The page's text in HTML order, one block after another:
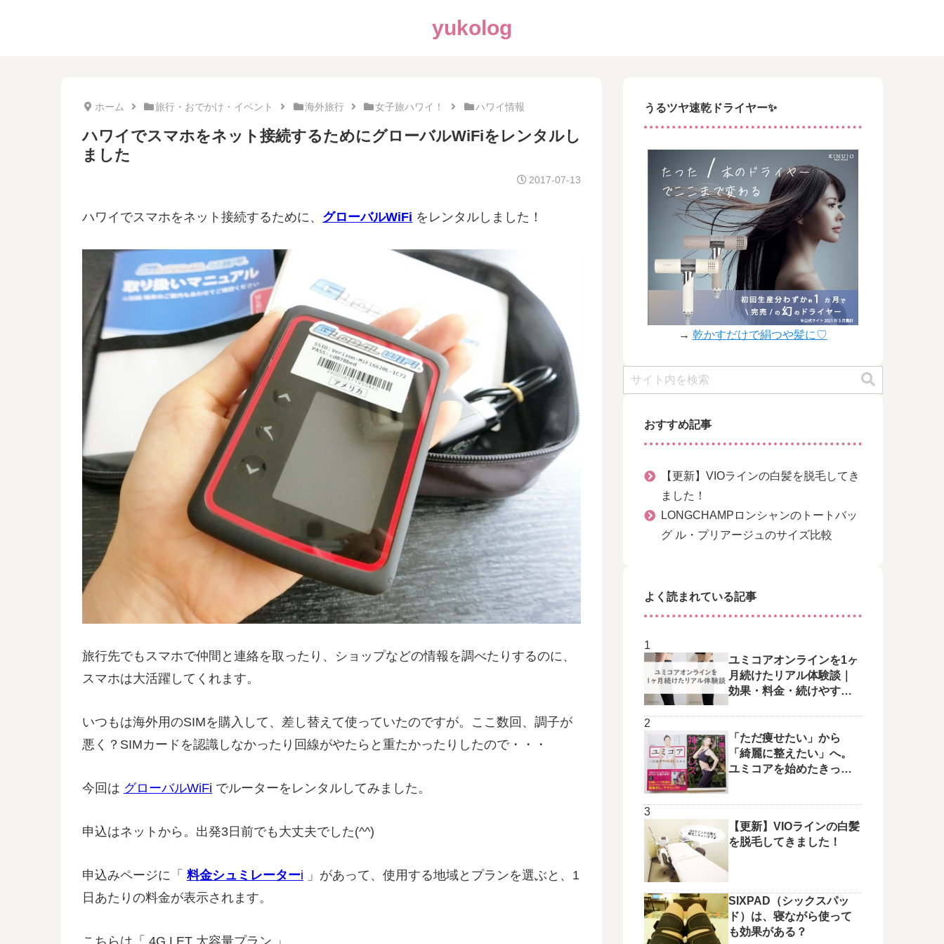
yukolog
ホーム 旅行・おでかけ・イベント 海外旅行 女子旅ハワイ！ ハワイ情報
ハワイでスマホをネット接続するためにグローバルWiFiをレンタルし
ました
2017-07-13
ハワイでスマホをネット接続するために、 グローバルWiFi をレンタルしました！
旅行先でもスマホで仲間と連絡を取ったり、ショップなどの情報を調べたりするのに、
スマホは大活躍してくれます。
いつもは海外用のSIMを購入して、差し替えて使っていたのですが。ここ数回、調子が
悪く？SIMカードを認識しなかったり回線がやたらと重たかったりしたので・・・
今回は グローバルWiFi でルーターをレンタルしてみました。
申込はネットから。出発3日前でも大丈夫でした(^^)
申込みページに「 料金シュミレーターi 」があって、使用する地域とプランを選ぶと、1
日あたりの料金が表示されます。
こちらは「 4G LET 大容量プラン 」。
うるツヤ速乾ドライヤー✨
→ 乾かすだけで絹つや髪に♡
おすすめ記事
【更新】VIOラインの白髪を脱毛してき
ました！
LONGCHAMPロンシャンのトートバッ
グ ル・プリアージュのサイズ比較
よく読まれている記事
ユミコアオンラインを1ヶ
月続けたリアル体験談｜
効果・料金・続けやすさ
「ただ痩せたい」から
「綺麗に整えたい」へ。
ユミコアを始めたきっか
【更新】VIOラインの白髪
を脱毛してきました！
SIXPAD（シックスパッ
ド）は、寝ながら使って
も効果がある？